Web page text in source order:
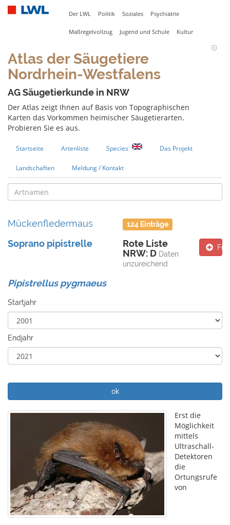
Der LWL Politik Soziales Psychiatrie
Maßregelvollzug Jugend und Schule Kultur
Atlas der Säugetiere
Nordrhein-Westfalens
AG Säugetierkunde in NRW
Der Atlas zeigt Ihnen auf Basis von Topographischen
Karten das Vorkommen heimischer Säugetierarten.
Probieren Sie es aus.
Startseite Artenliste Species Das Projekt
Landschaften Meldung / Kontakt
Mückenfledermaus 124 Einträge
Soprano pipistrelle
Rote Liste
NRW: D Daten
unzureichend
Pipistrellus pygmaeus
Startjahr
Endjahr
ok
Erst die
Möglichkeit
mittels
Ultraschall-
Detektoren
die
Ortungsrufe
von